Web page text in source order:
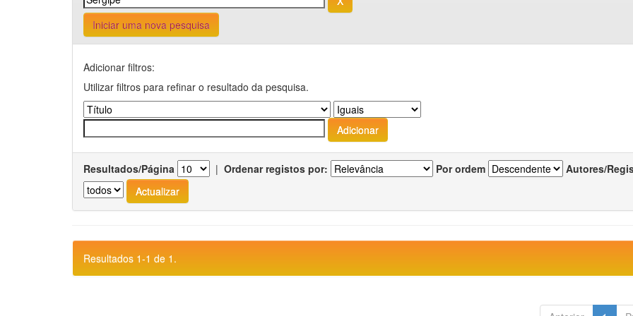
Iniciar uma nova pesquisa
Adicionar filtros:
Utilizar filtros para refinar o resultado da pesquisa.
Resultados/Página | Ordenar registos por: Por ordem Autores/
Resultados 1-1 de 1.